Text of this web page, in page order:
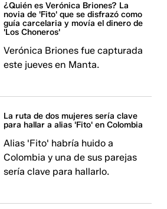
¿Quién es Verónica Briones? La
novia de 'Fito' que se disfrazó como
guía carcelaria y movía el dinero de
'Los Choneros'
Verónica Briones fue capturada
este jueves en Manta.
La ruta de dos mujeres sería clave
para hallar a alias 'Fito' en Colombia
Alias 'Fito' habría huido a
Colombia y una de sus parejas
sería clave para hallarlo.